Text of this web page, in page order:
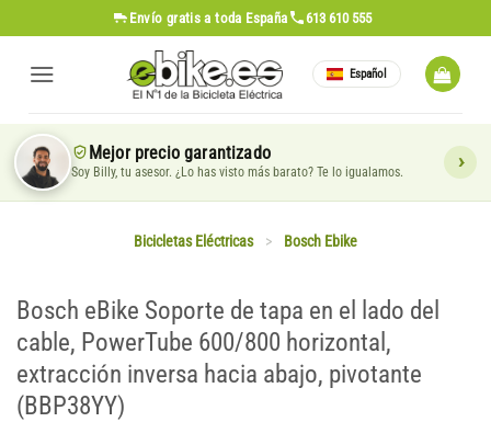
al
contenido
Envío gratis a toda España 613 610 555
Español
Mejor precio garantizado
Soy Billy, tu asesor. ¿Lo has visto más barato? Te lo igualamos.
Bicicletas Eléctricas > Bosch Ebike
Bosch eBike Soporte de tapa en el lado del
cable, PowerTube 600/800 horizontal,
extracción inversa hacia abajo, pivotante
(BBP38YY)